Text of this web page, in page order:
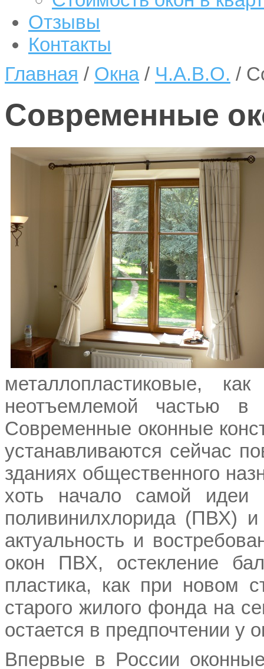
Отзывы
Контакты
Главная / Окна/ Ч.А.В.О. /
Современные
металлопластиковые,
неотъемлемой частью в
Современные оконные
устанавливаются сейчас
зданиях общественного
хоть начало самой идеи
поливинилхлорида (ПВХ)
актуальность и
окон ПВХ, остекление
пластика, как при новом
старого жилого фонда на
остается в предпочтении у
Впервые в России